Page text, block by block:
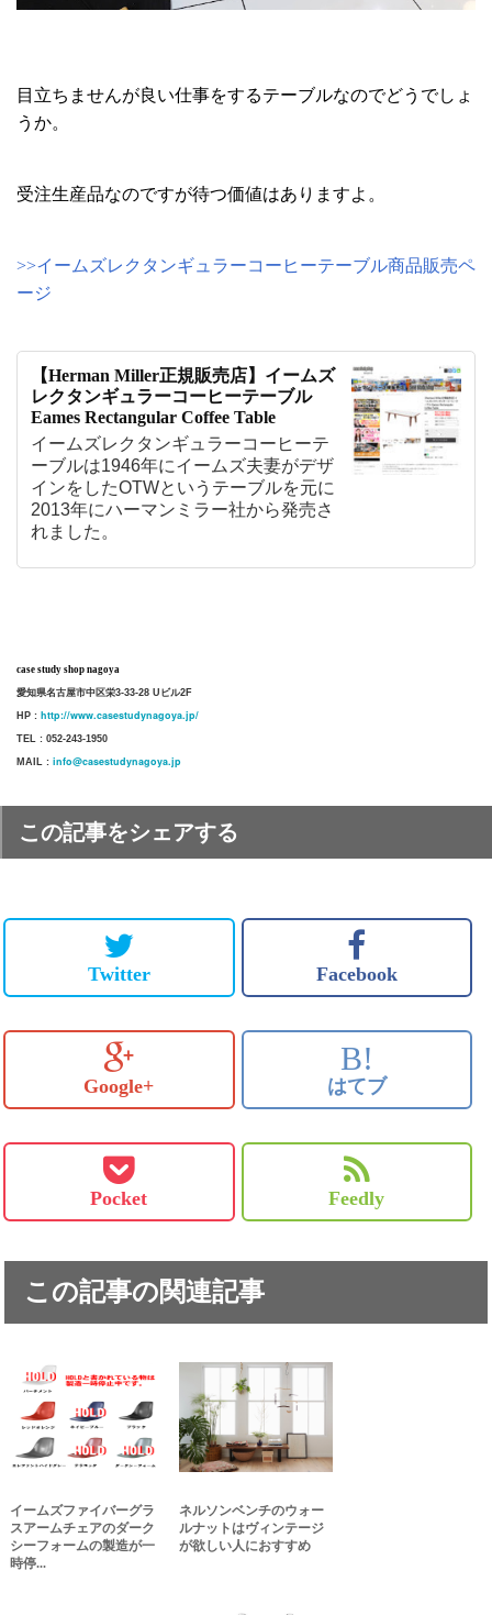
目立ちませんが良い仕事をするテーブルなのでどうでしょ
うか。
受注生産品なのですが待つ価値はありますよ。
>>イームズレクタンギュラーコーヒーテーブル商品販売ペ
ージ
【Herman Miller正規販売店】イームズ
レクタンギュラーコーヒーテーブル
Eames Rectangular Coffee Table
イームズレクタンギュラーコーヒーテ
ーブルは1946年にイームズ夫妻がデザ
インをしたOTWというテーブルを元に
2013年にハーマンミラー社から発売さ
れました。
case study shop nagoya
愛知県名古屋市中区栄3-33-28 Uビル2F
HP : http://www.casestudynagoya.jp/
TEL : 052-243-1950
MAIL : info@casestudynagoya.jp
この記事をシェアする
Twitter Facebook
Google+
B!
はてブ
Pocket Feedly
この記事の関連記事
イームズファイバーグラ
スアームチェアのダーク
シーフォームの製造が一
時停...
ネルソンベンチのウォー
ルナットはヴィンテージ
が欲しい人におすすめ